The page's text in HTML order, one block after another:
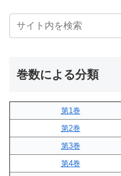
巻数による分類
第1巻
第2巻
第3巻
第4巻